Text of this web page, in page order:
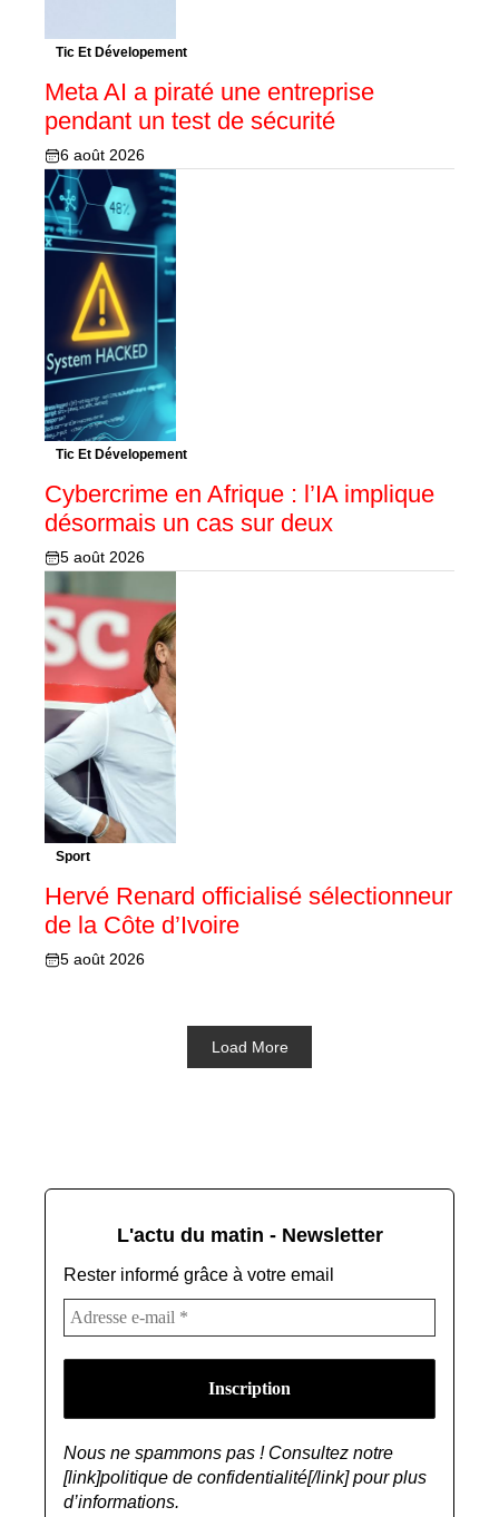
Tic Et Dévelopement
Meta AI a piraté une entreprise
pendant un test de sécurité
6 août 2026
Tic Et Dévelopement
Cybercrime en Afrique : l’IA implique
désormais un cas sur deux
5 août 2026
Sport
Hervé Renard officialisé sélectionneur
de la Côte d’Ivoire
5 août 2026
Load More
L'actu du matin - Newsletter
Rester informé grâce à votre email
Nous ne spammons pas ! Consultez notre
[link]politique de confidentialité[/link] pour plus
d’informations.